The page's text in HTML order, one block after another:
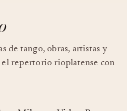
de tango, obras, artistas y
repertorio rioplatense con